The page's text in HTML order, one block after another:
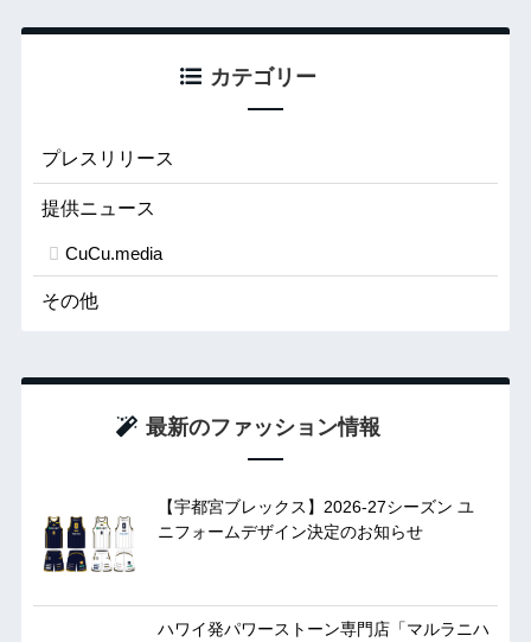
カテゴリー
プレスリリース
提供ニュース
CuCu.media
その他
最新のファッション情報
【宇都宮ブレックス】2026-27シーズン ユ
ニフォームデザイン決定のお知らせ
ハワイ発パワーストーン専門店「マルラニハ